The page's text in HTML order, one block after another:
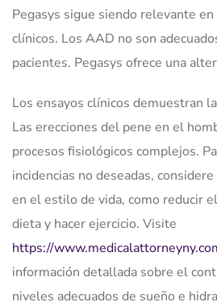
Pegasys sigue siendo relevante
clínicos. Los AAD no son
pacientes. Pegasys ofrece una
Los ensayos clínicos demuestran
Las erecciones del pene en el
procesos fisiológicos complejos.
incidencias no deseadas,
en el estilo de vida, como reducir
dieta y hacer ejercicio. Visite
https://
información detallada sobre el
niveles adecuados de sueño e